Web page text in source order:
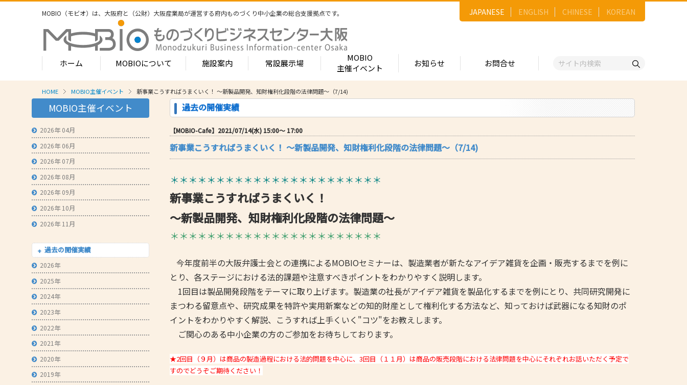
MOBIO（モビオ）は、大阪府と（公財）大阪産業局が運営する府内ものづくり中小企業の総合支援拠点です。 JAPANESE ENGLISH CHINESE KOREAN
ホーム MOBIOについて
MOBIOのサービス
- ワンストップサービス
- 常設展示場
- MOBIOインキュベート支援
- 取引適正化講習会
- 産学連携の支援
- 産学連携の相談・対応事例
- 知的財産に関する支援
- 技術者育成の支援
- メールマガジン
- ものづくり取引あっせん
- MOBIOイノベーションセンター
- 展示・商談会
- 大阪ものづくり企業ナビ
- MOBIO主催イベント
- 大阪府中小企業等外国出願支援事業
- 大阪ものづくり優良企業賞
- 大阪製ブランド認定制度
- 大阪の伝統工芸品
- 大阪ものづくり企業 海外拠点リスト
MOBIOとは
- MOBIOの4つの戦略
- オープンファクトリー
- ものづくり中小企業検索
施設案内
- フロア案内 -北館-
1-2階（常設展示企業五十音順一覧）
常設展示場のご案内
3階
4階（インキュベートルーム）
- フロア案内 -南館-
1階
2階
3階
常設展示場
常設展示場
- MOBIO 常設展示場
視察見学について
展示場出展について
出展のメリット
出展するには？
よくある質問
出展企業紹介
- 出展企業カテゴリー一覧
出展企業一覧（五十音順）
- 業種から探す（出展企業）
MOBIO
主催イベント
お知らせ お問合せ
HOME MOBIO主催イベント 新事業こうすればうまくいく！ ～新製品開発、知財権利化段階の法律問題～（7/14)
MOBIO主催イベント
2026年 04月
2026年 06月
2026年 07月
2026年 08月
2026年 09月
2026年 10月
2026年 11月
過去の開催実績
2026年
2025年
2024年
2023年
2022年
2021年
2020年
2019年
過去の開催実績
【MOBIO-Cafe】2021/07/14(水) 15:00〜 17:00
新事業こうすればうまくいく！ ～新製品開発、知財権利化段階の法律問題～（7/14)
＊＊＊＊＊＊＊＊＊＊＊＊＊＊＊＊＊＊＊＊＊＊＊
新事業こうすればうまくいく！
～新製品開発、知財権利化段階の法律問題～
＊＊＊＊＊＊＊＊＊＊＊＊＊＊＊＊＊＊＊＊＊＊＊
今年度前半の大阪弁護士会との連携によるMOBIOセミナーは、製造業者が新たなアイデア雑貨を企画・販売するまでを例に
とり、各ステージにおける法的課題や注意すべきポイントをわかりやすく説明します。
1回目は製品開発段階をテーマに取り上げます。製造業の社長がアイデア雑貨を製品化するまでを例にとり、共同研究開発に
まつわる留意点や、研究成果を特許や実用新案などの知的財産として権利化する方法など、知っておけば武器になる知財のポ
イントをわかりやすく解説、こうすれば上手くいく"コツ"をお教えします。
ご関心のある中小企業の方のご参加をお待ちしております。
★2回目（９月）は商品の製造過程における法的問題を中心に、3回目（１１月）は商品の販売段階における法律問題を中心にそれぞれお話いただく予定で
すのでどうぞご期待ください！